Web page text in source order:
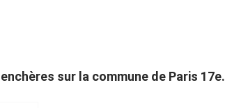
sur la commune de Paris 17e.